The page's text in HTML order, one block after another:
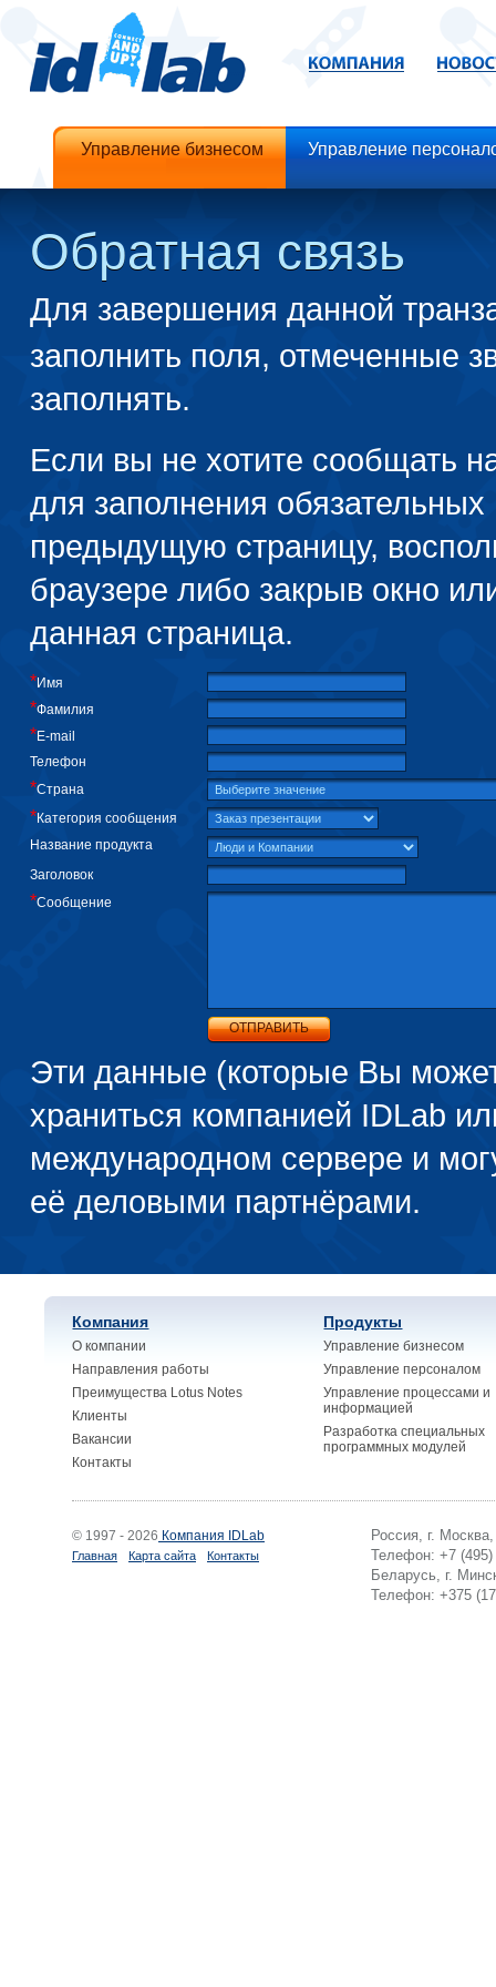
Управление бизнесом Управление
Обратная связь
Для завершения данной
заполнить поля, отмеченные
заполнять.
Если вы не хотите сообщать
для заполнения
предыдущую страницу,
браузере либо закрыв окно
данная страница.
*Имя
*Фамилия
*E-mail
Телефон
*Страна
*Категория сообщения
Название продукта
Заголовок
*Сообщение
ОТПРАВИТЬ
Эти данные (которые Вы
храниться компанией IDLab
международном сервере и
её деловыми партнёрами.
Компания
О компании
Направления работы
Преимущества Lotus Notes
Клиенты
Вакансии
Контакты
Продукты
Управление бизнесом
Управление персоналом
Управление процессами и
информацией
Разработка специальных
программных модулей
© 1997 - 2026 Компания IDLab
Главная Карта сайта Контакты
Россия, г.
Телефон: +7 (495)
Беларусь, г.
Телефон: +375